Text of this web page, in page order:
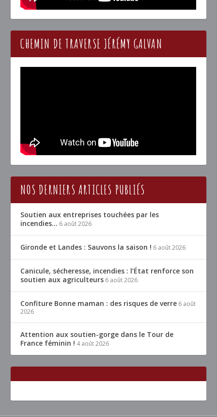
CHEMIN DE TRAVERSE JÉRÉMY GALVAN
NOS DERNIERS ARTICLES PUBLIÉS
Soutien aux entreprises touchées par les
incendies… 6 août 2026
Gironde et Landes : Sauvons la saison ! 6 août 2026
Canicule, sécheresse, incendies : l’État renforce son
soutien aux agriculteurs 6 août 2026
Confiture Bonne maman : des risques de verre 6 août
2026
Attention aux soutien-gorge dans le Tour de
France féminin ! 4 août 2026